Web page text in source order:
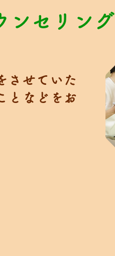
ンセリング
させていた
となどをお